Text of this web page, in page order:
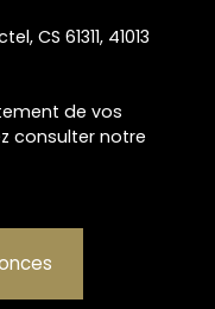
CS 61311, 41013
de vos
consulter notre